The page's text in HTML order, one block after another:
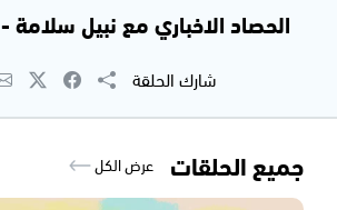
الحصاد الاخباري مع نبيل سلامة - 25.11.2015
شارك الحلقة
جميع الحلقات عرض الكل